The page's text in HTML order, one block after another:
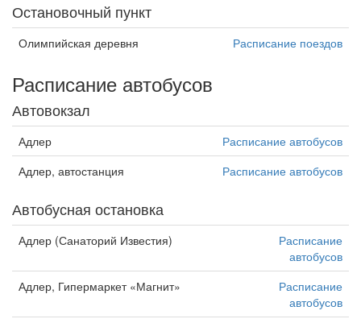
Остановочный пункт
Олимпийская деревня Расписание поездов
Расписание автобусов
Автовокзал
Адлер
Расписание автобусов
Адлер, автостанция
Расписание автобусов
Автобусная остановка
Адлер (Санаторий Известия)
Расписание
автобусов
Адлер, Гипермаркет «Магнит»
Расписание
автобусов